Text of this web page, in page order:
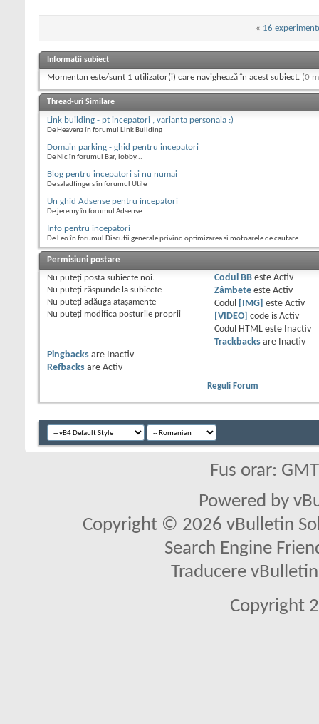
« 16
Informații subiect
Momentan este/sunt 1 utilizator(i) care navighează în acest subiect. (0
Thread-uri Similare
Link building - pt incepatori , varianta personala :)
De Heavenz în forumul Link Building
Domain parking - ghid pentru incepatori
De Nic în forumul Bar, lobby...
Blog pentru incepatori si nu numai
De saladfingers în forumul Utile
Un ghid Adsense pentru incepatori
De jeremy în forumul Adsense
Info pentru incepatori
De Leo în forumul Discutii generale privind optimizarea si motoarele de cautare
Permisiuni postare
Nu puteţi posta subiecte noi.
Nu puteţi răspunde la subiecte
Nu puteţi adăuga ataşamente
Nu puteţi modifica posturile proprii
Codul BBeste Activ
Zâmbeteeste Activ
Codul
[IMG] este Activ
[VIDEO] code is Activ
Codul HTML este
Inactiv
Trackbacksare
Inactiv
Pingbacks are
Inactiv
Refbacks are Activ
Reguli Forum
Fus orar:
Powered by
Copyright © 2026 vBulletin
Search Engine
Traducere
Copyright